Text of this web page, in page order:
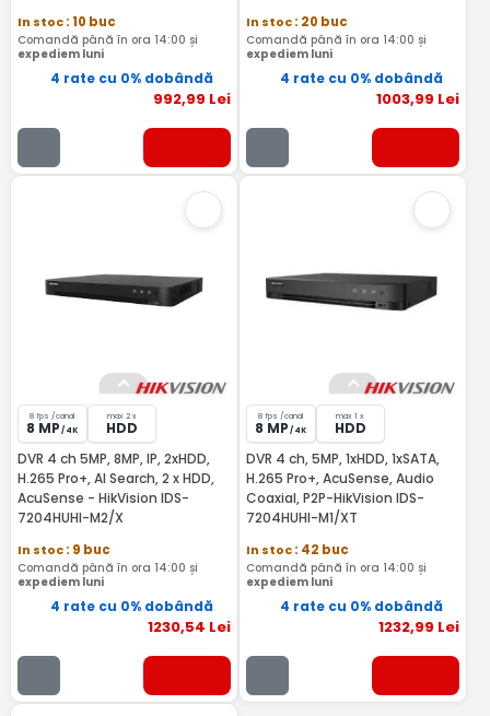
In stoc: 10 buc
Comandă până în ora 14:00 și
expediem luni
4 rate cu 0% dobândă
992,99 Lei
In stoc: 20 buc
Comandă până în ora 14:00 și
expediem luni
4 rate cu 0% dobândă
1003,99 Lei
8 fps /canal
8 MP / 4K
max 2 x
HDD
DVR 4 ch 5MP, 8MP, IP, 2xHDD,
H.265 Pro+, AI Search, 2 x HDD,
AcuSense - HikVision IDS-
7204HUHI-M2/X
In stoc: 9 buc
Comandă până în ora 14:00 și
expediem luni
4 rate cu 0% dobândă
1230,54 Lei
8 fps /canal
8 MP / 4K
max 1 x
HDD
DVR 4 ch, 5MP, 1xHDD, 1xSATA,
H.265 Pro+, AcuSense, Audio
Coaxial, P2P-HikVision IDS-
7204HUHI-M1/XT
In stoc: 42 buc
Comandă până în ora 14:00 și
expediem luni
4 rate cu 0% dobândă
1232,99 Lei